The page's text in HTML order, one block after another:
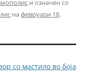
и означен со
на февруари 18,
со мастило во боја